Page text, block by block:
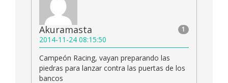
1
Akuramasta
2014-11-24 08:15:50
Campeón Racing, vayan preparando las
piedras para lanzar contra las puertas de los
bancos